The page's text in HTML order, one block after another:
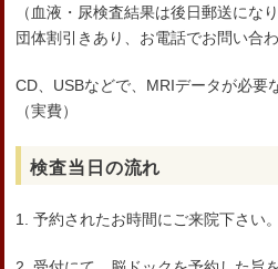
（血液・尿検査結果は後日郵送にな
団体割引きあり、お電話でお問い合わ
CD、USBなどで、MRIデータが必要
（実費）
検査当日の流れ
1. 予約されたお時間にご来院下さい。